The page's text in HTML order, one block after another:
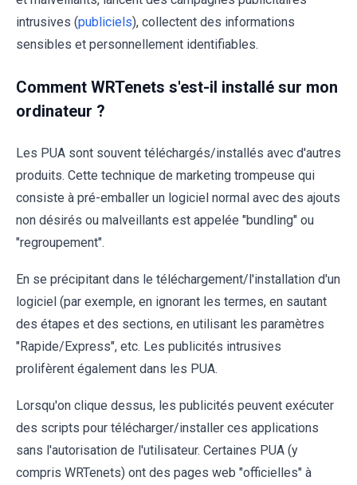
intrusives (publiciels), collectent des informations
sensibles et personnellement identifiables.
Comment WRTenets s'est-il installé sur mon
ordinateur ?
Les PUA sont souvent téléchargés/installés avec d'autres
produits. Cette technique de marketing trompeuse qui
consiste à pré-emballer un logiciel normal avec des ajouts
non désirés ou malveillants est appelée "bundling" ou
"regroupement".
En se précipitant dans le téléchargement/l'installation d'un
logiciel (par exemple, en ignorant les termes, en sautant
des étapes et des sections, en utilisant les paramètres
"Rapide/Express", etc. Les publicités intrusives
prolifèrent également dans les PUA.
Lorsqu'on clique dessus, les publicités peuvent exécuter
des scripts pour télécharger/installer ces applications
sans l'autorisation de l'utilisateur. Certaines PUA (y
compris WRTenets) ont des pages web "officielles" à